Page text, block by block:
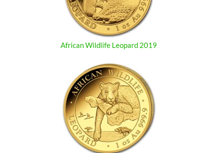
African Wildlife Leopard 2019